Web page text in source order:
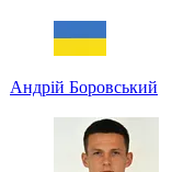
Андрій Боровський